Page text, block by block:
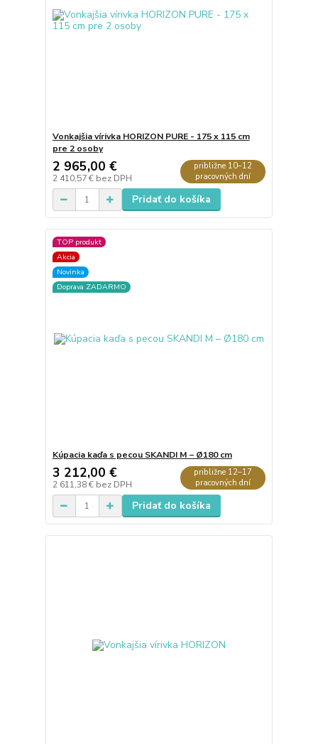
Vonkajšia vírivka HORIZON PURE - 175 x 115 cm
pre 2 osoby
2 965,00 €
2 410,57 € bez DPH
približne 10–12
pracovných dní
Pridať do košíka
TOP produkt
Akcia
Novinka
Doprava ZADARMO
Kúpacia kaďa s pecou SKANDI M – Ø180 cm
3 212,00 €
2 611,38 € bez DPH
približne 12–17
pracovných dní
Pridať do košíka